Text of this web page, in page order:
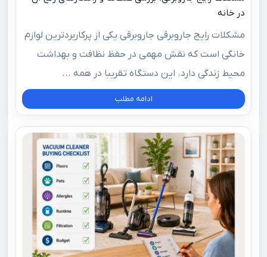
در خانه
مشکلات رایج جاروبرقی جاروبرقی یکی از پرکاربردترین لوازم
خانگی است که نقش مهمی در حفظ نظافت و بهداشت
محیط زندگی دارد. این دستگاه تقریبا در همه ...
ادامه مطلب